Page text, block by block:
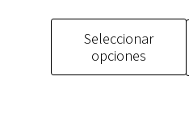
Seleccionar
opciones